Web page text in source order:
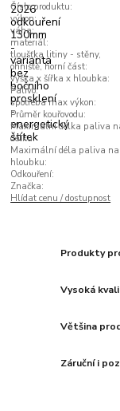
Číslo produktu:
výkon:
váha:
materiál:
tloušťka litiny - stěny,
ohniště, horní část:
výška x šířka x hloubka:
Palivo:
spotřeba max výkon:
Průměr kouřovodu:
Maximální délka paliva
délku:
Maximální déla paliva na
hloubku:
Odkouření:
Značka:
Hlídat cenu / dostupnost
Produkty
Vysoká
Většina
Záruční i